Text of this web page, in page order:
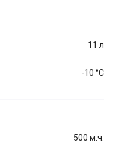
11 л
-10 °С
500 м.ч.